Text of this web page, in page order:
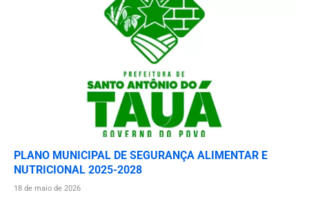
PLANO MUNICIPAL DE SEGURANÇA ALIMENTAR E
NUTRICIONAL 2025-2028
18 de maio de 2026